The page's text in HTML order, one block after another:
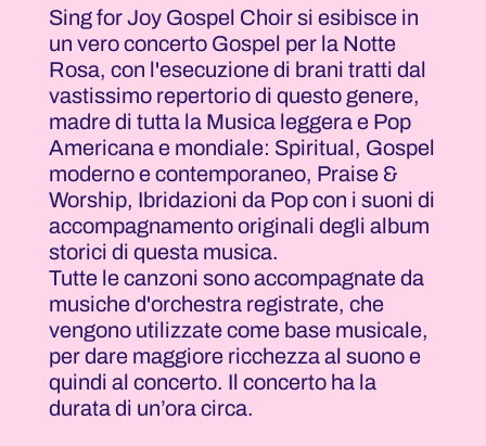
Sing for Joy Gospel Choir si esibisce in
un vero concerto Gospel per la Notte
Rosa, con l'esecuzione di brani tratti dal
vastissimo repertorio di questo genere,
madre di tutta la Musica leggera e Pop
Americana e mondiale: Spiritual, Gospel
moderno e contemporaneo, Praise &
Worship, Ibridazioni da Pop con i suoni di
accompagnamento originali degli album
storici di questa musica.
Tutte le canzoni sono accompagnate da
musiche d'orchestra registrate, che
vengono utilizzate come base musicale,
per dare maggiore ricchezza al suono e
quindi al concerto. Il concerto ha la
durata di un’ora circa.